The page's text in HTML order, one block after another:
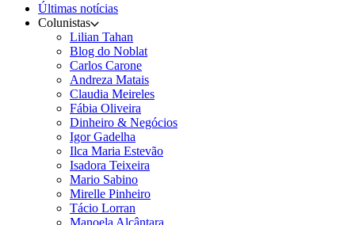
Últimas notícias
Colunistas
Lilian Tahan
Blog do Noblat
Carlos Carone
Andreza Matais
Claudia Meireles
Fábia Oliveira
Dinheiro & Negócios
Igor Gadelha
Ilca Maria Estevão
Isadora Teixeira
Mario Sabino
Mirelle Pinheiro
Tácio Lorran
Manoela Alcântara